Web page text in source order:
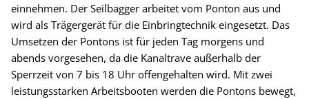
einnehmen. Der Seilbagger arbeitet vom Ponton aus und
wird als Trägergerät für die Einbringtechnik eingesetzt. Das
Umsetzen der Pontons ist für jeden Tag morgens und
abends vorgesehen, da die Kanaltrave außerhalb der
Sperrzeit von 7 bis 18 Uhr offengehalten wird. Mit zwei
leistungsstarken Arbeitsbooten werden die Pontons bewegt,